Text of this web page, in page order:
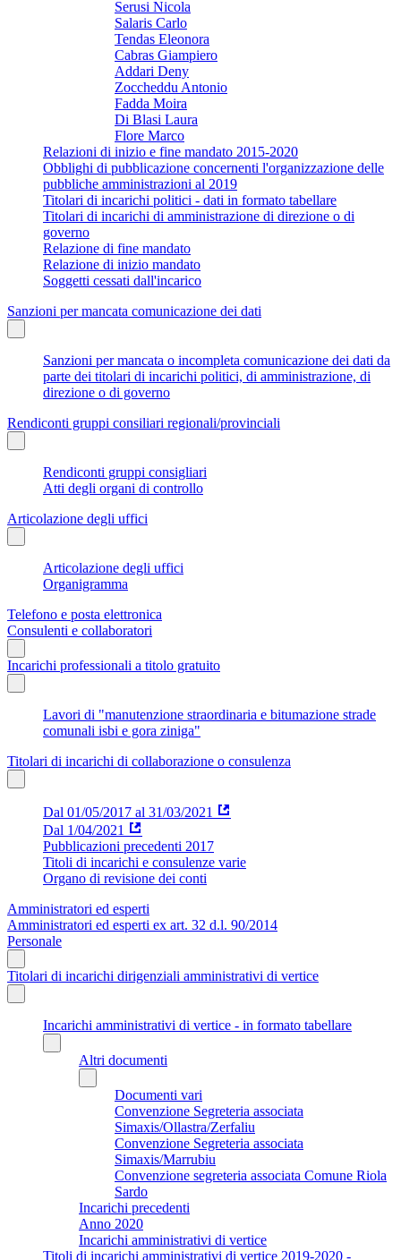
Serusi Nicola
Salaris Carlo
Tendas Eleonora
Cabras Giampiero
Addari Deny
Zoccheddu Antonio
Fadda Moira
Di Blasi Laura
Flore Marco
Relazioni di inizio e fine mandato 2015-2020
Obblighi di pubblicazione concernenti l'organizzazione delle
pubbliche amministrazioni al 2019
Titolari di incarichi politici - dati in formato tabellare
Titolari di incarichi di amministrazione di direzione o di
governo
Relazione di fine mandato
Relazione di inizio mandato
Soggetti cessati dall'incarico
Sanzioni per mancata comunicazione dei dati
Sanzioni per mancata o incompleta comunicazione dei dati da
parte dei titolari di incarichi politici, di amministrazione, di
direzione o di governo
Rendiconti gruppi consiliari regionali/provinciali
Rendiconti gruppi consigliari
Atti degli organi di controllo
Articolazione degli uffici
Articolazione degli uffici
Organigramma
Telefono e posta elettronica
Consulenti e collaboratori
Incarichi professionali a titolo gratuito
Lavori di "manutenzione straordinaria e bitumazione strade
comunali isbi e gora ziniga"
Titolari di incarichi di collaborazione o consulenza
Dal 01/05/2017 al 31/03/2021
Dal 1/04/2021
Pubblicazioni precedenti 2017
Titoli di incarichi e consulenze varie
Organo di revisione dei conti
Amministratori ed esperti
Amministratori ed esperti ex art. 32 d.l. 90/2014
Personale
Titolari di incarichi dirigenziali amministrativi di vertice
Incarichi amministrativi di vertice - in formato tabellare
Altri documenti
Documenti vari
Convenzione Segreteria associata
Simaxis/Ollastra/Zerfaliu
Convenzione Segreteria associata
Simaxis/Marrubiu
Convenzione segreteria associata Comune Riola
Sardo
Incarichi precedenti
Anno 2020
Incarichi amministrativi di vertice
Titoli di incarichi amministrativi di vertice 2019-2020 -